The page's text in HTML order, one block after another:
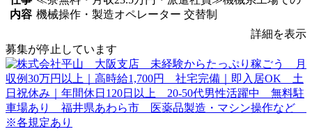
内容 機械操作・製造オペレーター 交替制
詳細を表示
募集が停止しています